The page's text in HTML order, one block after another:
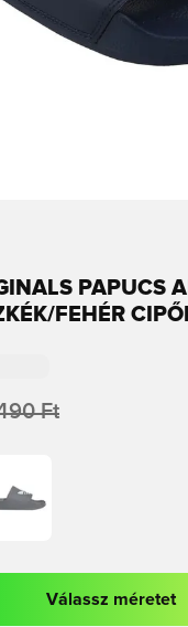
PAPUCS
FEHÉR
Ft
a bejelentkezéshez
Válassz méretet